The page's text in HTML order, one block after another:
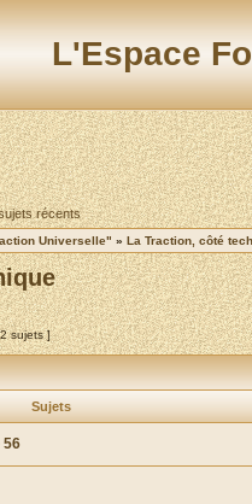
L'Espace
récents
Universelle" » La Traction, côté
sujets ]
Sujets
56